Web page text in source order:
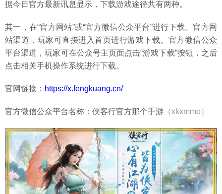
据今日官方最新讯息显示，下载游戏途径共有两种。
其一，在“官方网站”或“官方微信公众平台”进行下载。官方网
站渠道，玩家可直接进入首页进行游戏下载。官方微信公众
平台渠道，玩家可在公众号主页面点击“游戏下载”按钮，之后
点击相关手机操作系统进行下载。
官网链接： https://x.fengkuang.cn/
官方微信公众平台名称：侠客行官方那个手游 （xkxmmo）